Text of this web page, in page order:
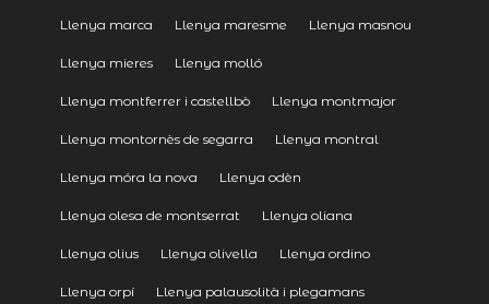
Llenya marca Llenya maresme Llenya masnou
Llenya mieres Llenya molló
Llenya montferrer i castellbò Llenya montmajor
Llenya montornès de segarra Llenya montral
Llenya móra la nova Llenya odèn
Llenya olesa de montserrat Llenya oliana
Llenya olius Llenya olivella Llenya ordino
Llenya orpí Llenya palausolità i plegamans